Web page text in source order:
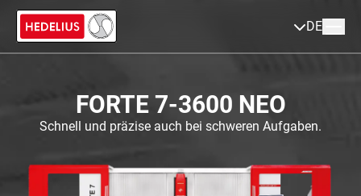
DE
FORTE 7-3600 NEO
Schnell und präzise auch bei schweren Aufgaben.